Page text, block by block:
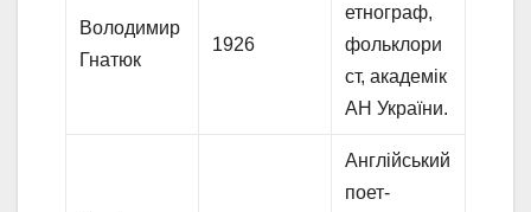
Володимир
Гнатюк
1926
етнограф,
фольклори
ст, академік
АН України.
Англійський
поет-